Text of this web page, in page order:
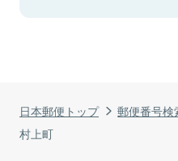
日本郵便トップ 郵便番号検
村上町